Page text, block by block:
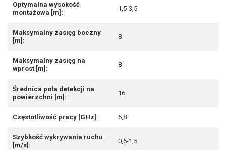
Optymalna wysokość
montażowa [m]:
1,5-3,5
Maksymalny zasięg boczny
[m]:
8
Maksymalny zasięg na
wprost [m]:
8
Średnica pola detekcji na
powierzchni [m]:
16
Częstotliwość pracy [GHz]: 5,8
Szybkość wykrywania ruchu
[m/s]:
0,6-1,5